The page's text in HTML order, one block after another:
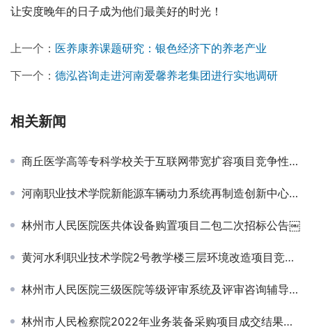
让安度晚年的日子成为他们最美好的时光！
上一个： 医养康养课题研究：银色经济下的养老产业
下一个： 德泓咨询走进河南爱馨养老集团进行实地调研
相关新闻
商丘医学高等专科学校关于互联网带宽扩容项目竞争性谈判公告￼
河南职业技术学院新能源车辆动力系统再制造创新中心项目-公开招标公告
林州市人民医院医共体设备购置项目二包二次招标公告￼
黄河水利职业技术学院2号教学楼三层环境改造项目竞争性磋商公告
林州市人民医院三级医院等级评审系统及评审咨询辅导采购项目中标结果公告￼
林州市人民检察院2022年业务装备采购项目成交结果公告￼